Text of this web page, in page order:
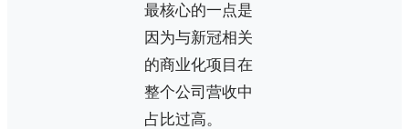
最核心的一点是
因为与新冠相关
的商业化项目在
整个公司营收中
占比过高。